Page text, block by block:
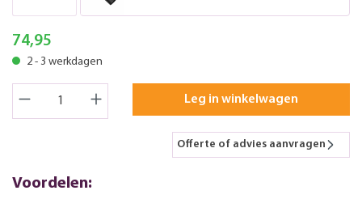
74,95
2 - 3 werkdagen
Leg in winkelwagen
Offerte of advies aanvragen
Voordelen: